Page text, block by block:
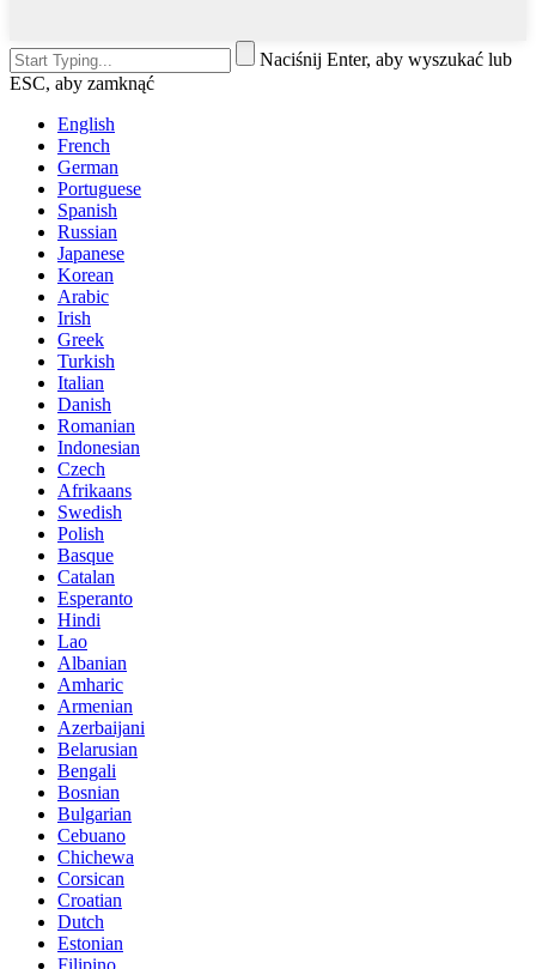
Naciśnij Enter, aby wyszukać lub
ESC, aby zamknąć
English
French
German
Portuguese
Spanish
Russian
Japanese
Korean
Arabic
Irish
Greek
Turkish
Italian
Danish
Romanian
Indonesian
Czech
Afrikaans
Swedish
Polish
Basque
Catalan
Esperanto
Hindi
Lao
Albanian
Amharic
Armenian
Azerbaijani
Belarusian
Bengali
Bosnian
Bulgarian
Cebuano
Chichewa
Corsican
Croatian
Dutch
Estonian